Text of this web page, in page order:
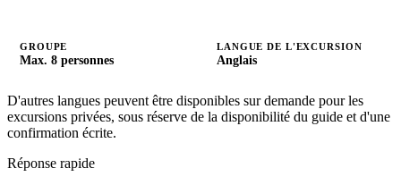
GROUPE
Max. 8 personnes
LANGUE DE L'EXCURSION
Anglais
D'autres langues peuvent être disponibles sur demande pour les
excursions privées, sous réserve de la disponibilité du guide et d'une
confirmation écrite.
Réponse rapide